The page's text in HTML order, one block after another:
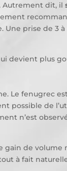
Autrement dit, il
prise de 3
devient plus
Le fenugrec
possible de
n’est
de volume
à fait